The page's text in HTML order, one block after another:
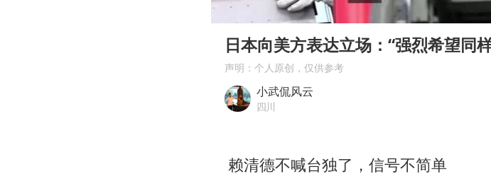
日本向美方表达立场：“强烈希望同
声明：个人原创，仅供参考
小武侃风云
四川
赖清德不喊台独了，信号不简单